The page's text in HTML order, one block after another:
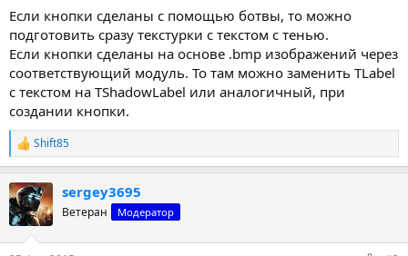
Если кнопки сделаны с помощью ботвы, то можно
подготовить сразу текстурки с текстом с тенью.
Если кнопки сделаны на основе .bmp изображений через
соответствующий модуль. То там можно заменить TLabel
с текстом на TShadowLabel или аналогичный, при
создании кнопки.
Р
е
к
ц
и
Shift85
sergey3695
Ветеран Модератор